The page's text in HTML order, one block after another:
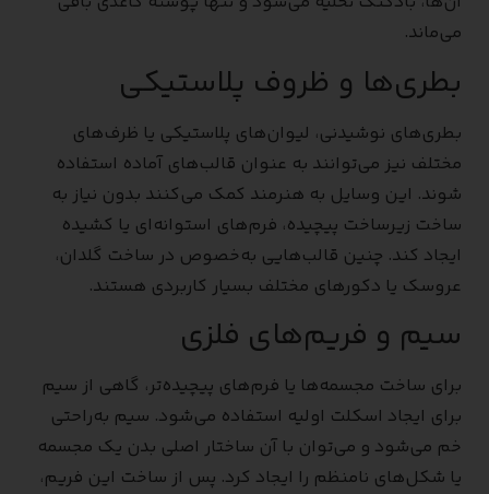
می‌ماند.
بطری‌ها و ظروف پلاستیکی
بطری‌های نوشیدنی، لیوان‌های پلاستیکی یا ظرف‌های
مختلف نیز می‌توانند به عنوان قالب‌های آماده استفاده
شوند. این وسایل به هنرمند کمک می‌کنند بدون نیاز به
ساخت زیرساخت پیچیده، فرم‌های استوانه‌ای یا کشیده
ایجاد کند. چنین قالب‌هایی به‌خصوص در ساخت گلدان،
عروسک یا دکورهای مختلف بسیار کاربردی هستند.
سیم و فریم‌های فلزی
برای ساخت مجسمه‌ها یا فرم‌های پیچیده‌تر، گاهی از سیم
برای ایجاد اسکلت اولیه استفاده می‌شود. سیم به‌راحتی
خم می‌شود و می‌توان با آن ساختار اصلی بدن یک مجسمه
یا شکل‌های نامنظم را ایجاد کرد. پس از ساخت این فریم،